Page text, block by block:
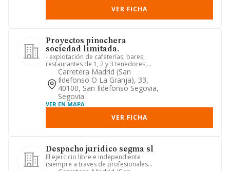
VER FICHA
Proyectos pinochera
sociedad limitada.
- explotación de cafeterías, bares,
restaurantes de 1, 2 y 3 tenedores,
pubs, discotecas, y estable...
Carretera Madrid (san
Ildefonso O La Granja), 33,
40100, San Ildefonso Segovia,
Segovia
VER EN MAPA
VER FICHA
Despacho juridico segma sl
El ejercicio libre e independiente
(siempre a traves de profesionales